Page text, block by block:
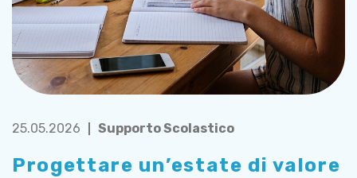
25.05.2026 Supporto Scolastico
Progettare un’estate di valore